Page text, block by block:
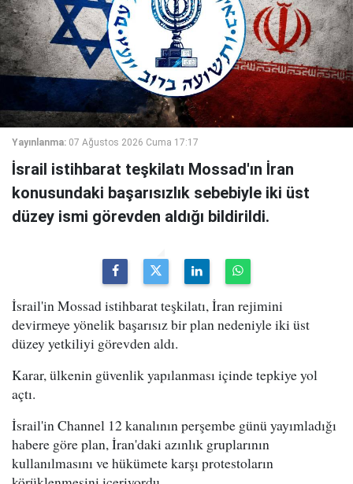
Yayınlanma: 07 Ağustos 2026 Cuma 17:17
İsrail istihbarat teşkilatı Mossad'ın İran
konusundaki başarısızlık sebebiyle iki üst
düzey ismi görevden aldığı bildirildi.
İsrail'in Mossad istihbarat teşkilatı, İran rejimini
devirmeye yönelik başarısız bir plan nedeniyle iki üst
düzey yetkiliyi görevden aldı.
Karar, ülkenin güvenlik yapılanması içinde tepkiye yol
açtı.
İsrail'in Channel 12 kanalının perşembe günü yayımladığı
habere göre plan, İran'daki azınlık gruplarının
kullanılmasını ve hükümete karşı protestoların